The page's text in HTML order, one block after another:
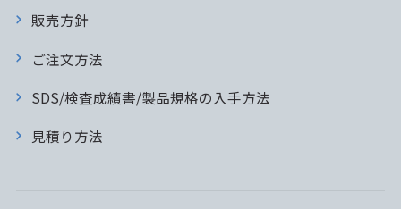
販売方針
ご注文方法
SDS/検査成績書/製品規格の入手方法
見積り方法